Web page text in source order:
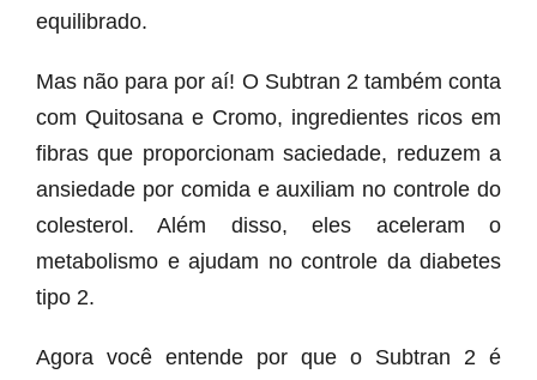
equilibrado.
Mas não para por aí! O Subtran 2 também conta
com Quitosana e Cromo, ingredientes ricos em
fibras que proporcionam saciedade, reduzem a
ansiedade por comida e auxiliam no controle do
colesterol. Além disso, eles aceleram o
metabolismo e ajudam no controle da diabetes
tipo 2.
Agora você entende por que o Subtran 2 é